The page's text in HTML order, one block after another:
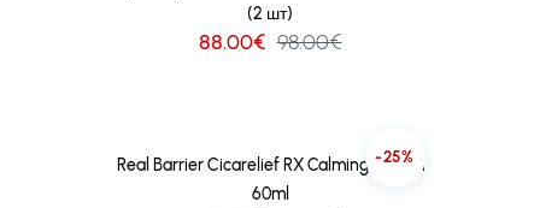
(2 шт)
88.00€ 98.00€
-25%
Real Barrier Cicarelief RX Calming Cream
60ml